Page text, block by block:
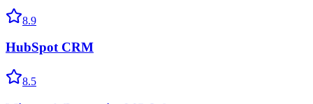
8.9
HubSpot CRM
8.5